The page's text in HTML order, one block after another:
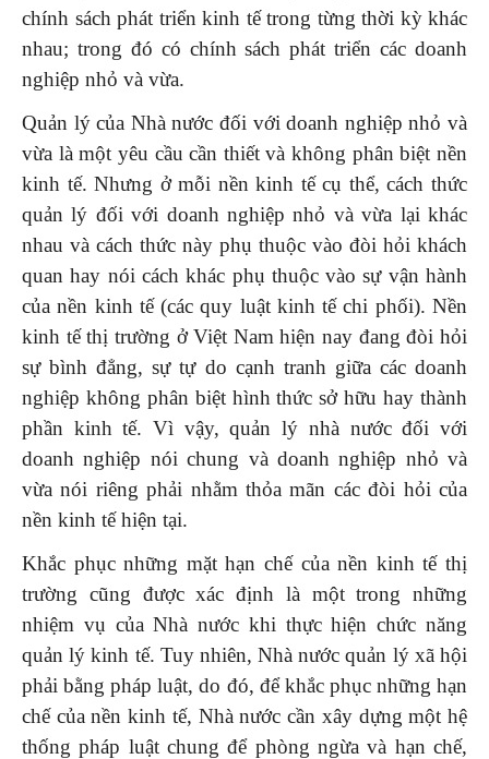
chính sách phát triển kinh tế trong từng thời kỳ khác
nhau; trong đó có chính sách phát triển các doanh
nghiệp nhỏ và vừa.
Quản lý của Nhà nước đối với doanh nghiệp nhỏ và
vừa là một yêu cầu cần thiết và không phân biệt nền
kinh tế. Nhưng ở mỗi nền kinh tế cụ thể, cách thức
quản lý đối với doanh nghiệp nhỏ và vừa lại khác
nhau và cách thức này phụ thuộc vào đòi hỏi khách
quan hay nói cách khác phụ thuộc vào sự vận hành
của nền kinh tế (các quy luật kinh tế chi phối). Nền
kinh tế thị trường ở Việt Nam hiện nay đang đòi hỏi
sự bình đẳng, sự tự do cạnh tranh giữa các doanh
nghiệp không phân biệt hình thức sở hữu hay thành
phần kinh tế. Vì vậy, quản lý nhà nước đối với
doanh nghiệp nói chung và doanh nghiệp nhỏ và
vừa nói riêng phải nhằm thỏa mãn các đòi hỏi của
nền kinh tế hiện tại.
Khắc phục những mặt hạn chế của nền kinh tế thị
trường cũng được xác định là một trong những
nhiệm vụ của Nhà nước khi thực hiện chức năng
quản lý kinh tế. Tuy nhiên, Nhà nước quản lý xã hội
phải bằng pháp luật, do đó, để khắc phục những hạn
chế của nền kinh tế, Nhà nước cần xây dựng một hệ
thống pháp luật chung để phòng ngừa và hạn chế,